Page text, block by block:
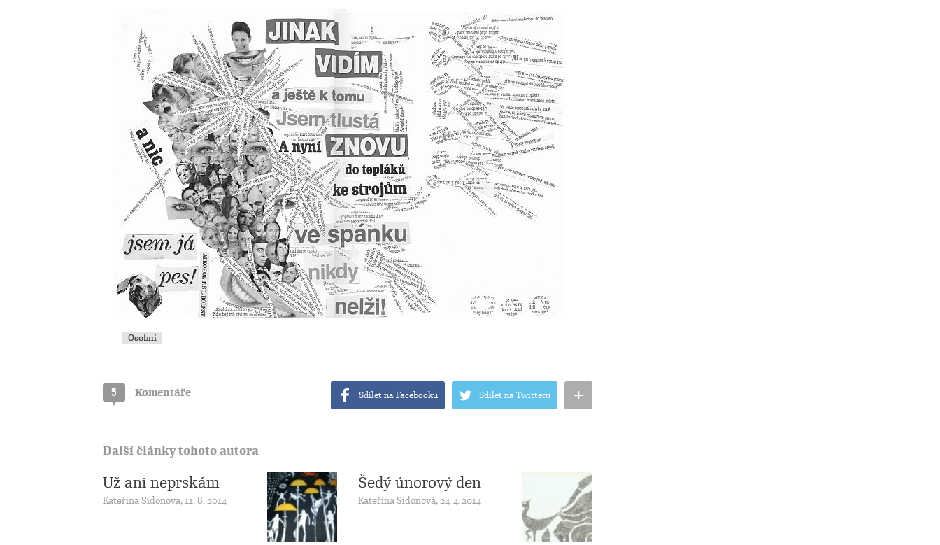
Osobní
5 Komentáře +
Sdílet na Twitteru
Sdílet na Facebooku
Další články tohoto autora
Už ani neprskám
Kateřina Sidonová, 11. 8. 2014
Šedý únorový den
Kateřina Sidonová, 24. 4. 2014